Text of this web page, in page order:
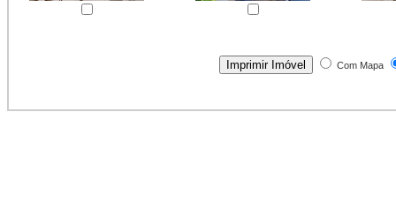
Com Mapa